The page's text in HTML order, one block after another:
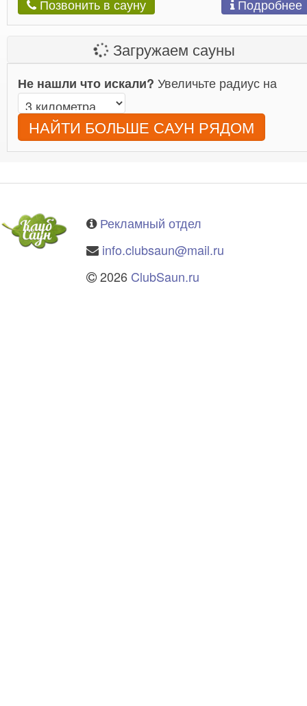
Позвонить в сауну Подробнее
Загружаем сауны
Не нашли что искали? Увеличьте радиус на
НАЙТИ БОЛЬШЕ САУН РЯДОМ
Рекламный отдел
info.clubsaun@mail.ru
2026 ClubSaun.ru